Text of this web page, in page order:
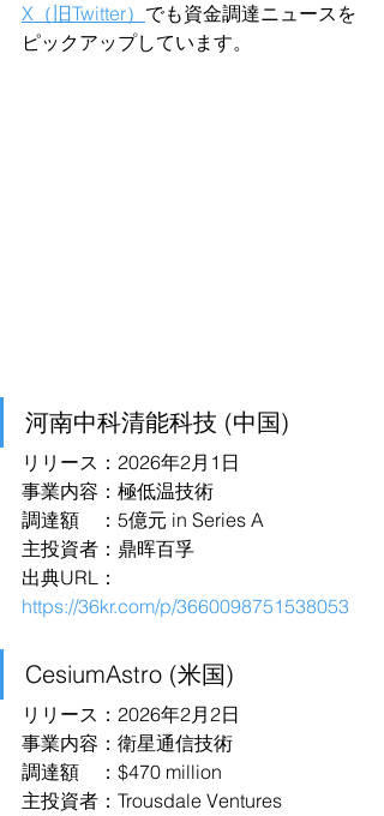
X（旧Twitter） でも資金調達ニュースを
ピックアップしています。
河南中科清能科技 (中国)
リリース：2026年2月1日
事業内容：極低温技術
調達額　：5億元 in Series A
主投資者：鼎晖百孚
出典URL：
https://36kr.com/p/3660098751538053
CesiumAstro (米国)
リリース：2026年2月2日
事業内容：衛星通信技術
調達額　：$470 million
主投資者：Trousdale Ventures